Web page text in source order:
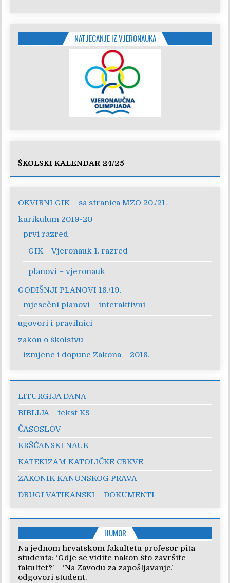
NATJECANJE IZ VJERONAUKA
ŠKOLSKI KALENDAR 24/25
OKVIRNI GIK – sa stranica MZO 20./21.
kurikulum 2019-20
prvi razred
GIK – Vjeronauk 1. razred
planovi – vjeronauk
GODIŠNJI PLANOVI 18./19.
mjesečni planovi – interaktivni
ugovori i pravilnici
zakon o školstvu
izmjene i dopune Zakona – 2018.
LITURGIJA DANA
BIBLIJA – tekst KS
ČASOSLOV
KRŠĆANSKI NAUK
KATEKIZAM KATOLIČKE CRKVE
ZAKONIK KANONSKOG PRAVA
DRUGI VATIKANSKI – DOKUMENTI
HUMOR
Na jednom hrvatskom fakultetu profesor pita
studenta: ‘Gdje se vidite nakon što završite
fakultet?’ – ‘Na Zavodu za zapošljavanje.’ –
odgovori student.